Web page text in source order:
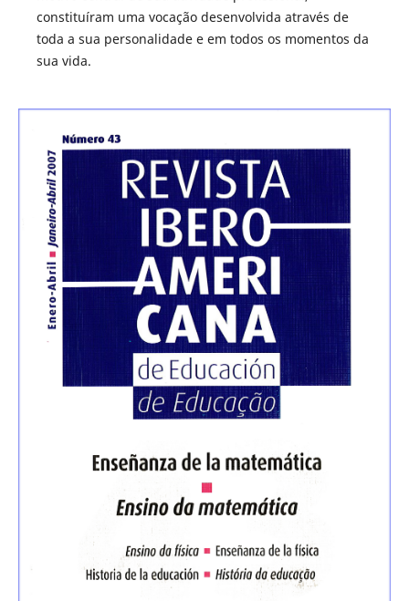
constituíram uma vocação desenvolvida através de
toda a sua personalidade e em todos os momentos da
sua vida.